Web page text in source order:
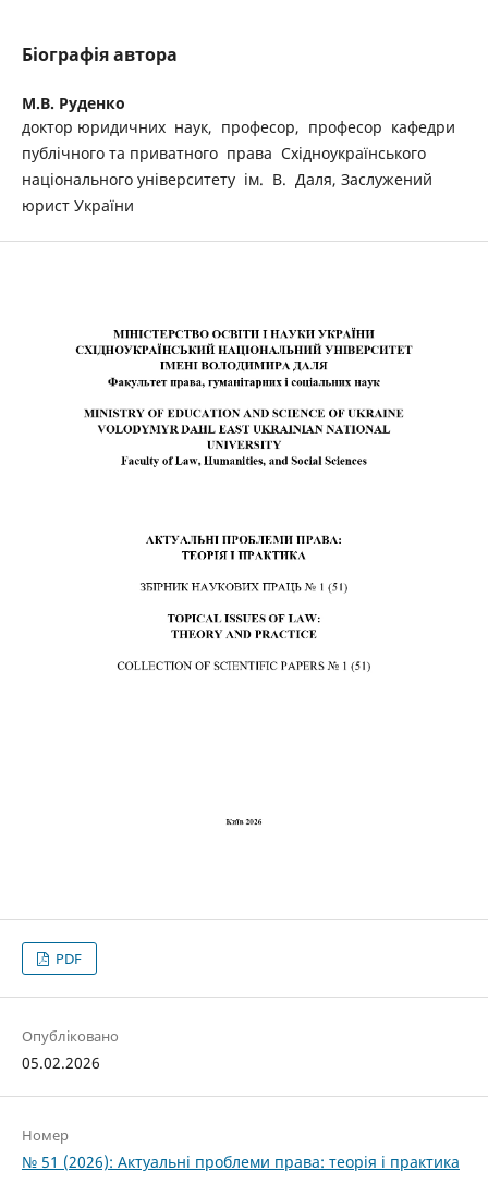
Біографія автора
М.В. Руденко
доктор юридичних наук, професор, професор кафедри
публічного та приватного права Східноукраїнського
національного університету ім. В. Даля, Заслужений
юрист України
PDF
Опубліковано
05.02.2026
Номер
№ 51 (2026): Актуальні проблеми права: теорія і практика